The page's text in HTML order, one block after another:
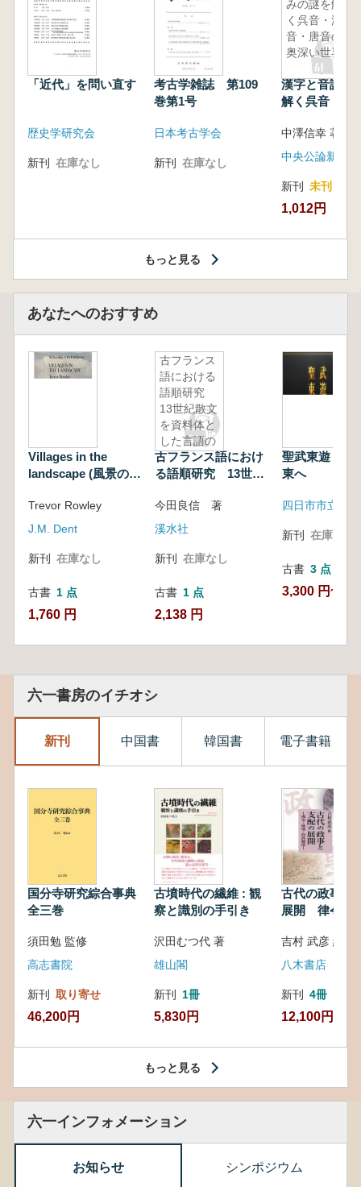
「近代」を問い直す
歴史学研究会
新刊 在庫なし
考古学雑誌 第109
巻第1号
日本考古学会
新刊 在庫なし
みの謎を解
く呉音・漢
音・唐音の
奥深い世界
漢字と音読み
解く呉音・漢
中澤信幸 著
中央公論新社
新刊 未刊
1,012円
もっと見る
あなたへのおすすめ
Villages in the
landscape (風景の中
Trevor Rowley
J.M. Dent
新刊 在庫なし
古書 1 点
1,760 円
古フランス
語における
語順研究
13世紀散文
を資料体と
した言語の
体系と変化
古フランス語におけ
る語順研究 13世紀
言語の体系と変化
今田良信 著
溪水社
新刊 在庫なし
古書 1 点
2,138 円
聖武東遊 騎
東へ
四日市市立博
新刊 在庫なし
古書 3 点
3,300 円~
六一書房のイチオシ
新刊 中国書 韓国書 電子書籍
国分寺研究綜合事典
全三巻
須田勉 監修
高志書院
新刊 取り寄せ
46,200円
古墳時代の繊維 : 観
察と識別の手引き
沢田むつ代 著
雄山閣
新刊 1冊
5,830円
古代の政事と
展開 律令・
吉村 武彦 編集
八木書店
新刊 4冊
12,100円
もっと見る
六一インフォメーション
お知らせ シンポジウム